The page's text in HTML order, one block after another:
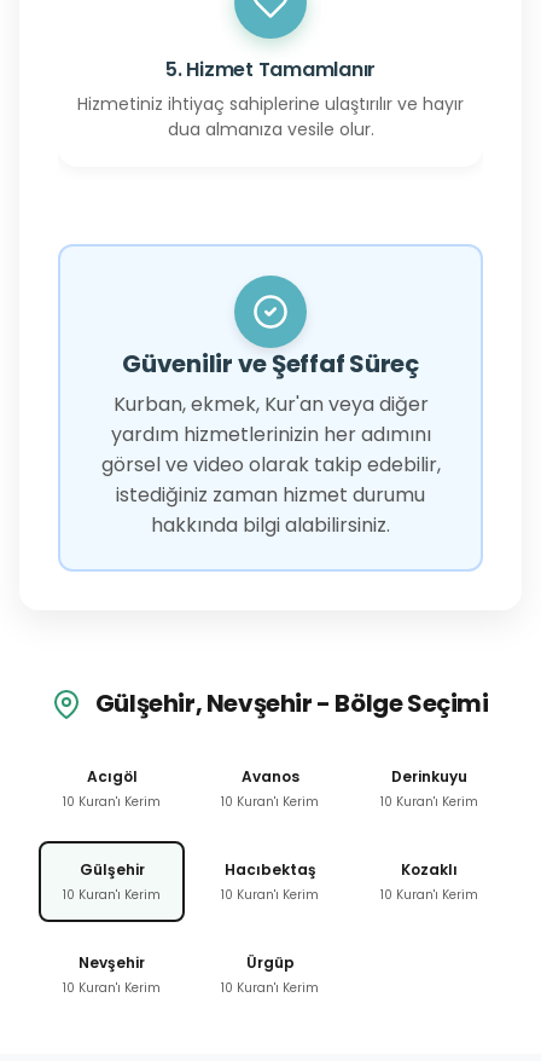
5. Hizmet Tamamlanır
Hizmetiniz ihtiyaç sahiplerine ulaştırılır ve hayır
dua almanıza vesile olur.
Güvenilir ve Şeffaf Süreç
Kurban, ekmek, Kur'an veya diğer
yardım hizmetlerinizin her adımını
görsel ve video olarak takip edebilir,
istediğiniz zaman hizmet durumu
hakkında bilgi alabilirsiniz.
Gülşehir, Nevşehir - Bölge Seçimi
Acıgöl
10 Kuran'ı Kerim
Avanos
10 Kuran'ı Kerim
Derinkuyu
10 Kuran'ı Kerim
Gülşehir
10 Kuran'ı Kerim
Hacıbektaş
10 Kuran'ı Kerim
Kozaklı
10 Kuran'ı Kerim
Nevşehir
10 Kuran'ı Kerim
Ürgüp
10 Kuran'ı Kerim